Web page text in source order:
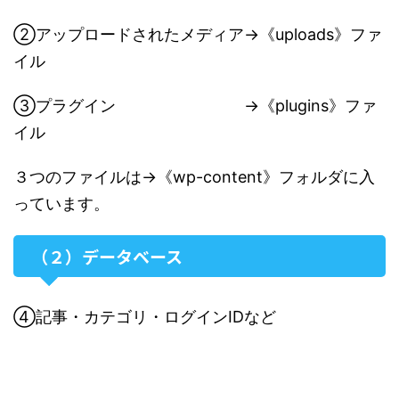
②アップロードされたメディア→《uploads》ファ
イル
③プラグイン →《plugins》ファ
イル
３つのファイルは→《wp-content》フォルダに入
っています。
（２）データベース
④記事・カテゴリ・ログインIDなど